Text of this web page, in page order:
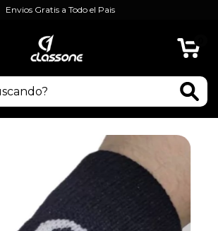
Envios Gratis a Todo el Pais